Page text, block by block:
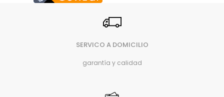
SERVICO A DOMICILIO
garantía y calidad